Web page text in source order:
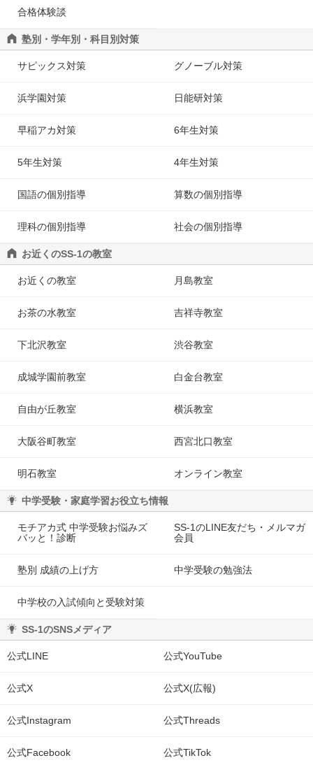
合格体験談
塾別・学年別・科目別対策
サピックス対策 グノーブル対策
浜学園対策 日能研対策
早稲アカ対策 6年生対策
5年生対策 4年生対策
国語の個別指導 算数の個別指導
理科の個別指導 社会の個別指導
お近くのSS-1の教室
お近くの教室 月島教室
お茶の水教室 吉祥寺教室
下北沢教室 渋谷教室
成城学園前教室 白金台教室
自由が丘教室 横浜教室
大阪谷町教室 西宮北口教室
明石教室 オンライン教室
中学受験・家庭学習お役立ち情報
モチアカ式 中学受験お悩みズ
バッと！診断
SS-1のLINE友だち・メルマガ
会員
塾別 成績の上げ方 中学受験の勉強法
中学校の入試傾向と受験対策
SS-1のSNSメディア
公式LINE 公式YouTube
公式X 公式X(広報)
公式Instagram 公式Threads
公式Facebook 公式TikTok